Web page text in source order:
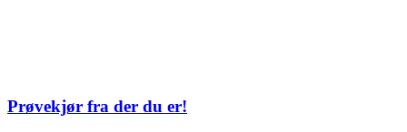
Prøvekjør fra der du er!